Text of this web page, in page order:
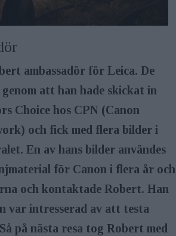
ambassadör för Leica. De
att han hade skickat in
Choice hos CPN (Canon
och fick med flera bilder i
En av hans bilder användes
för Canon i flera år och
och kontaktade Robert. Han
var intresserad av att testa
på nästa resa tog Robert med